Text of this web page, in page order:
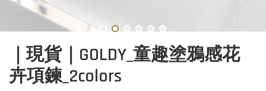
｜現貨｜GOLDY_童趣塗鴉感花
卉項鍊_2colors